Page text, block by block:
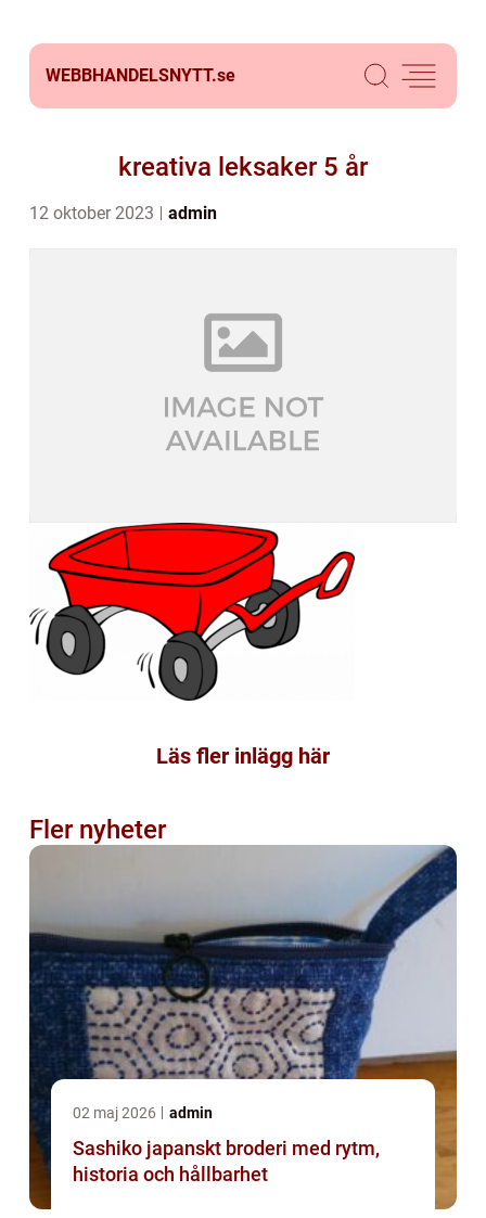
WEBBHANDELSNYTT.se
kreativa leksaker 5 år
12 oktober 2023 admin
Läs fler inlägg här
Fler nyheter
02 maj 2026 admin
Sashiko japanskt broderi med rytm,
historia och hållbarhet